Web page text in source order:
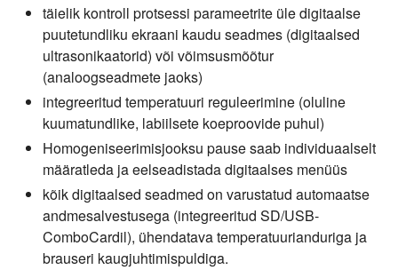
täielik kontroll protsessi parameetrite üle digitaalse
puutetundliku ekraani kaudu seadmes (digitaalsed
ultrasonikaatorid) või võimsusmõõtur
(analoogseadmete jaoks)
integreeritud temperatuuri reguleerimine (oluline
kuumatundlike, labiilsete koeproovide puhul)
Homogeniseerimisjooksu pause saab individuaalselt
määratleda ja eelseadistada digitaalses menüüs
kõik digitaalsed seadmed on varustatud automaatse
andmesalvestusega (integreeritud SD/USB-
ComboCardil), ühendatava temperatuurianduriga ja
brauseri kaugjuhtimispuldiga.